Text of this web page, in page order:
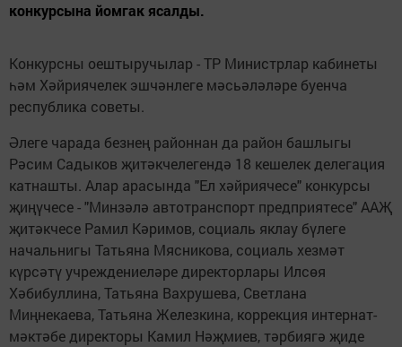
конкурсына йомгак ясалды.
Конкурсны оештыручылар - ТР Министрлар кабине­ты
һәм Хәйриячелек эшчәнлеге мәсьәләләре буенча
республика советы.
Әлеге чарада безнең районнан да район башлыгы
Рәсим Садыков җитәкчелегендә 18 кешелек деле­гация
катнашты. Алар арасында "Ел хәйриячесе" конкурсы
җиңүчесе - "Минзәлә автотранспорт пред­приятесе" ААҖ
җитәкчесе Рамил Кәримов, социаль яклау бүлеге
начальнигы Татьяна Мясникова, соци­аль хезмәт
күрсәтү учреждениеләре директорлары Илсөя
Хәбибуллина, Татьяна Вахрушева, Светлана
Миңнекаева, Татьяна Железкина, коррекция интер­нат-
мәктәбе директоры Камил Нәҗмиев, тәрбиягә җиде